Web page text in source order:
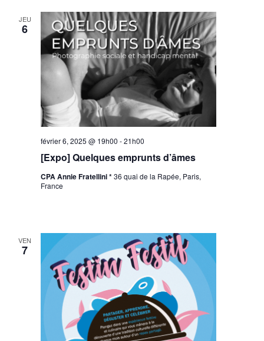
JEU
6
[Expo] Quelques emprunts d’âmes
février 6, 2025 @ 19h00 -21h00
CPA Annie Fratellini *36 quai de la Rapée, Paris,
France
VEN
7